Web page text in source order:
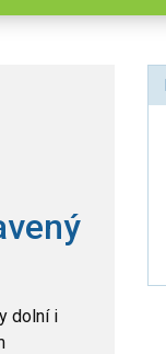
dolní i